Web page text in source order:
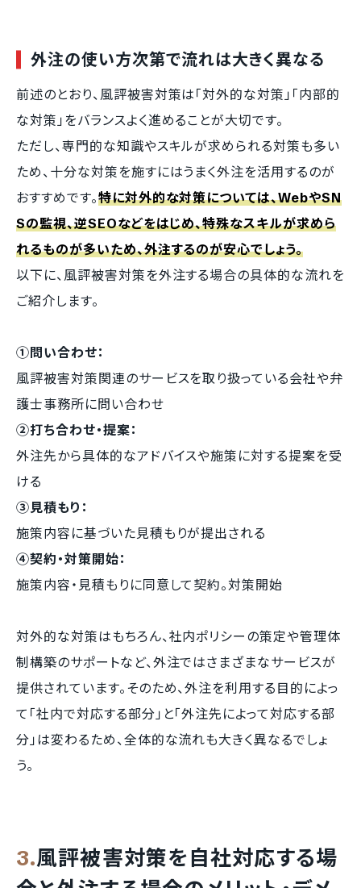
外注の使い方次第で流れは大きく異なる
前述のとおり、風評被害対策は「対外的な対策」「内部的
な対策」をバランスよく進めることが大切です。
ただし、専門的な知識やスキルが求められる対策も多い
ため、十分な対策を施すにはうまく外注を活用するのが
おすすめです。特に対外的な対策については、WebやSN
Sの監視、逆SEOなどをはじめ、特殊なスキルが求めら
れるものが多いため、外注するのが安心でしょう。
以下に、風評被害対策を外注する場合の具体的な流れを
ご紹介します。
①問い合わせ：
風評被害対策関連のサービスを取り扱っている会社や弁
護士事務所に問い合わせ
②打ち合わせ・提案：
外注先から具体的なアドバイスや施策に対する提案を受
ける
③見積もり：
施策内容に基づいた見積もりが提出される
④契約・対策開始：
施策内容・見積もりに同意して契約。対策開始
対外的な対策はもちろん、社内ポリシーの策定や管理体
制構築のサポートなど、外注ではさまざまなサービスが
提供されています。そのため、外注を利用する目的によっ
て「社内で対応する部分」と「外注先によって対応する部
分」は変わるため、全体的な流れも大きく異なるでしょ
う。
風評被害対策を自社対応する場